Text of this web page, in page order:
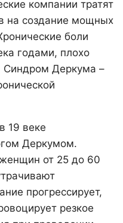
компании тратят
на создание мощных
боли
годами, плохо
Синдром Деркума –
19 веке
Деркумом.
от 25 до 60
прогрессирует,
резкое